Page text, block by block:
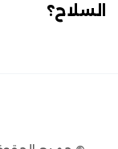
السلاح؟